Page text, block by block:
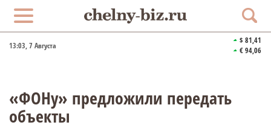
13:03, 7 Августа
$ 81,41
€ 94,06
«ФОНу» предложили передать
объекты